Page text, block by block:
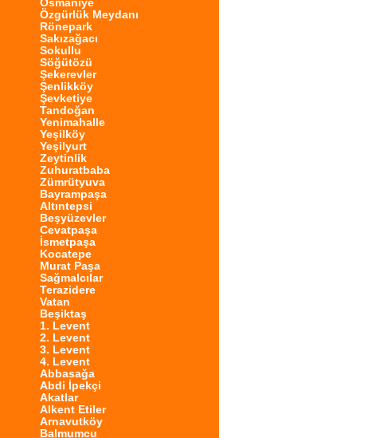
Özgürlük Meydanı
Rönepark
Sakızağacı
Sokullu
Söğütözü
Şekerevler
Şenlikköy
Şevketiye
Tandoğan
Yenimahalle
Yeşilköy
Yeşilyurt
Zeytinlik
Zuhuratbaba
Zümrütyuva
Bayrampaşa
Altıntepsi
Beşyüzevler
Cevatpaşa
İsmetpaşa
Kocatepe
Murat Paşa
Sağmalcılar
Terazidere
Vatan
Beşiktaş
1. Levent
2. Levent
3. Levent
4. Levent
Abbasağa
Abdi İpekçi
Akatlar
Alkent Etiler
Arnavutköy
Balmumcu